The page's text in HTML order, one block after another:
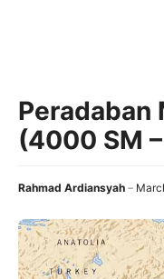
Peradaban
(4000 SM
Rahmad Ardiansyah